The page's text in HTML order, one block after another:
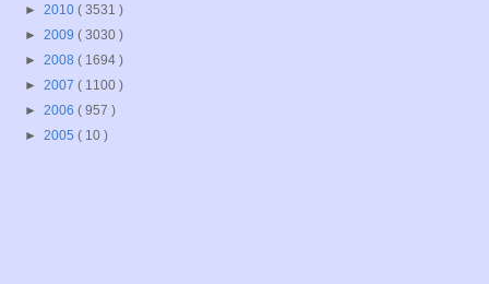
► 2010 ( 3531 )
► 2009 ( 3030 )
► 2008 ( 1694 )
► 2007 ( 1100 )
► 2006 ( 957 )
► 2005 ( 10 )